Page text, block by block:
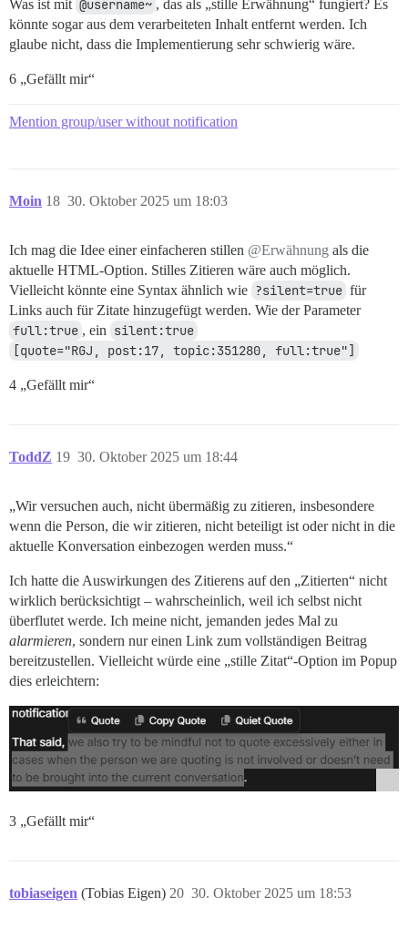
Was ist mit @username~ , das als „stille Erwähnung“ fungiert? Es
könnte sogar aus dem verarbeiteten Inhalt entfernt werden. Ich
glaube nicht, dass die Implementierung sehr schwierig wäre.
6 „Gefällt mir“
Mention group/user without notification
Moin 30. Oktober 2025 um 18:03
18
Ich mag die Idee einer einfacheren stillen @Erwähnung als die
aktuelle HTML-Option. Stilles Zitieren wäre auch möglich.
Vielleicht könnte eine Syntax ähnlich wie ?silent=true für
Links auch für Zitate hinzugefügt werden. Wie der Parameter
full:true , ein silent:true
[quote="RGJ, post:17, topic:351280, full:true"]
4 „Gefällt mir“
ToddZ 30. Oktober 2025 um 18:44
19
„Wir versuchen auch, nicht übermäßig zu zitieren, insbesondere
wenn die Person, die wir zitieren, nicht beteiligt ist oder nicht in die
aktuelle Konversation einbezogen werden muss.“
Ich hatte die Auswirkungen des Zitierens auf den „Zitierten“ nicht
wirklich berücksichtigt – wahrscheinlich, weil ich selbst nicht
überflutet werde. Ich meine nicht, jemanden jedes Mal zu
alarmieren, sondern nur einen Link zum vollständigen Beitrag
bereitzustellen. Vielleicht würde eine „stille Zitat“-Option im Popup
dies erleichtern:
3 „Gefällt mir“
tobiaseigen (Tobias Eigen) 30. Oktober 2025 um 18:53
20